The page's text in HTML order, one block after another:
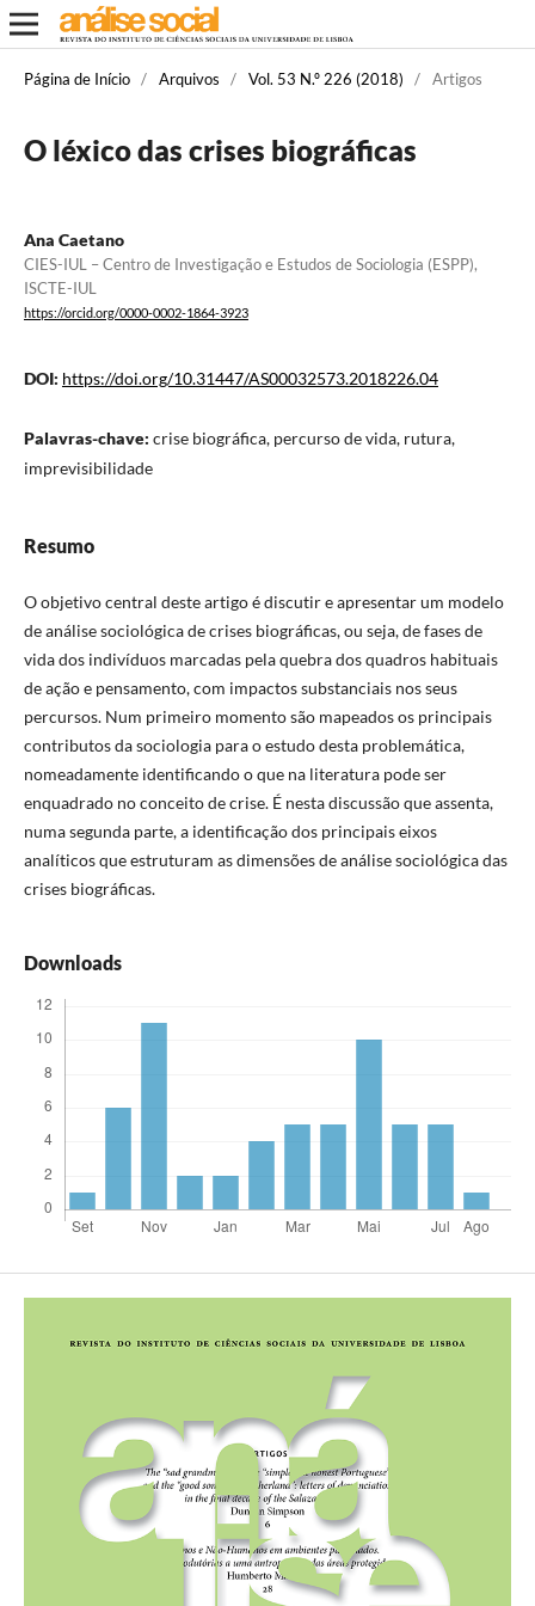
Página de Início / Arquivos / Vol. 53 N.º 226 (2018) / Artigos
O léxico das crises biográficas
Ana Caetano
CIES-IUL – Centro de Investigação e Estudos de Sociologia (ESPP),
ISCTE-IUL
https://orcid.org/0000-0002-1864-3923
DOI: https://doi.org/10.31447/AS00032573.2018226.04
Palavras-chave: crise biográfica, percurso de vida, rutura,
imprevisibilidade
Resumo
O objetivo central deste artigo é discutir e apresentar um modelo
de análise sociológica de crises biográficas, ou seja, de fases de
vida dos indivíduos marcadas pela quebra dos quadros habituais
de ação e pensamento, com impactos substanciais nos seus
percursos. Num primeiro momento são mapeados os principais
contributos da sociologia para o estudo desta problemática,
nomeadamente identificando o que na literatura pode ser
enquadrado no conceito de crise. É nesta discussão que assenta,
numa segunda parte, a identificação dos principais eixos
analíticos que estruturam as dimensões de análise sociológica das
crises biográficas.
Downloads